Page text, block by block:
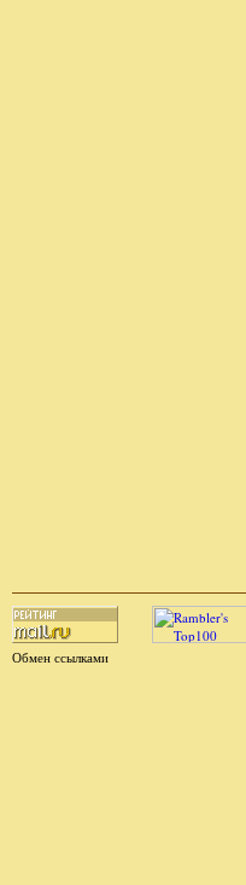
Обмен ссылками